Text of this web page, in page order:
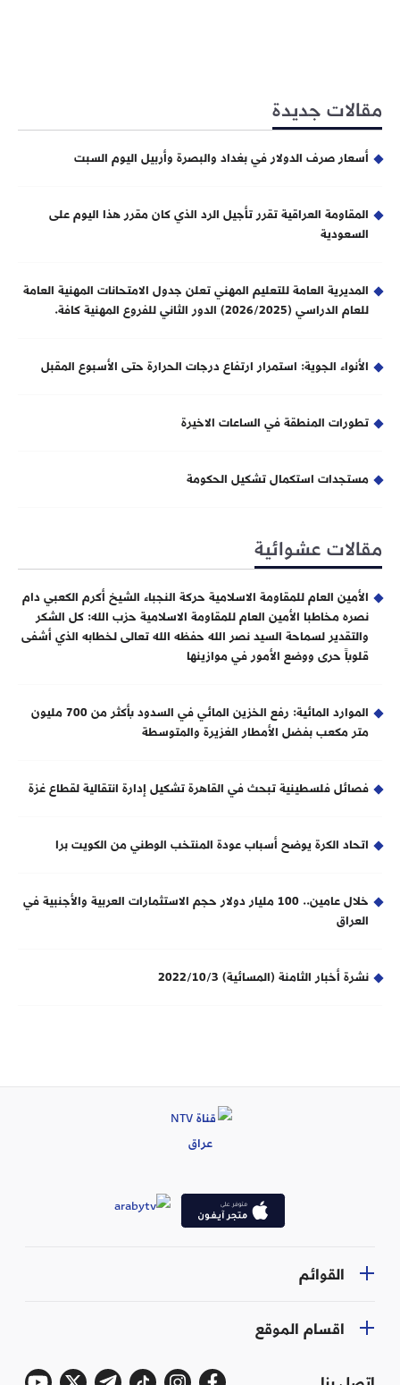
مقالات جديدة
أسعار صرف الدولار في بغداد والبصرة وأربيل اليوم السبت
المقاومة العراقية تقرر تأجيل الرد الذي كان مقرر هذا اليوم على
السعودية
المديرية العامة للتعليم المهني تعلن جدول الامتحانات المهنية العامة
للعام الدراسي (2026/2025) الدور الثاني للفروع المهنية كافة.
الأنواء الجوية: استمرار ارتفاع درجات الحرارة حتى الأسبوع المقبل
تطورات المنطقة في الساعات الاخيرة
مستجدات استكمال تشكيل الحكومة
مقالات عشوائية
الأمين العام للمقاومة الاسلامية حركة النجباء الشيخ أكرم الكعبي دام
نصره مخاطبا الأمين العام للمقاومة الاسلامية حزب الله: كل الشكر
والتقدير لسماحة السيد نصر الله حفظه الله تعالى لخطابه الذي أشفى
قلوباً حرى ووضع الأمور في موازينها
الموارد المائية: رفع الخزين المائي في السدود بأكثر من 700 مليون
متر مكعب بفضل الأمطار الغزيرة والمتوسطة
فصائل فلسطينية تبحث في القاهرة تشكيل إدارة انتقالية لقطاع غزة
اتحاد الكرة يوضح أسباب عودة المنتخب الوطني من الكويت برا
خلال عامين.. 100 مليار دولار حجم الاستثمارات العربية والأجنبية في
العراق
نشرة أخبار الثامنة (المسائية) 2022/10/3
القوائم
اقسام الموقع